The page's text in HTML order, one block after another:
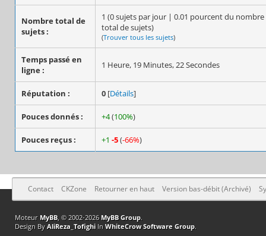
Nombre total de
sujets :
1 (0 sujets par jour | 0.01 pourcent du nombre
total de sujets)
(Trouver tous les sujets)
Temps passé en
ligne :
1 Heure, 19 Minutes, 22 Secondes
Réputation : 0 [Détails]
Pouces donnés : +4(100%)
Pouces reçus : +1 -5(-66%)
Contact CKZone Retourner en haut Version bas-débit (Archivé)
Moteur MyBB, © 2002-2026 MyBB Group.
Design By AliReza_TofighiIn WhiteCrow Software Group.